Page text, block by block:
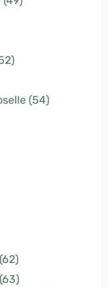
(54)